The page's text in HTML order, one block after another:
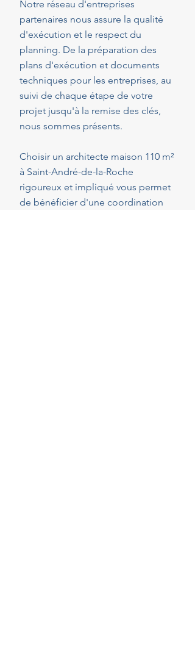
Notre réseau d'entreprises
partenaires nous assure la qualité
d'exécution et le respect du
planning. De la préparation des
plans d'exécution et documents
techniques pour les entreprises, au
suivi de chaque étape de votre
projet jusqu'à la remise des clés,
nous sommes présents.
Choisir un architecte maison 110 m²
à Saint-André-de-la-Roche
rigoureux et impliqué vous permet
de bénéficier d'une coordination